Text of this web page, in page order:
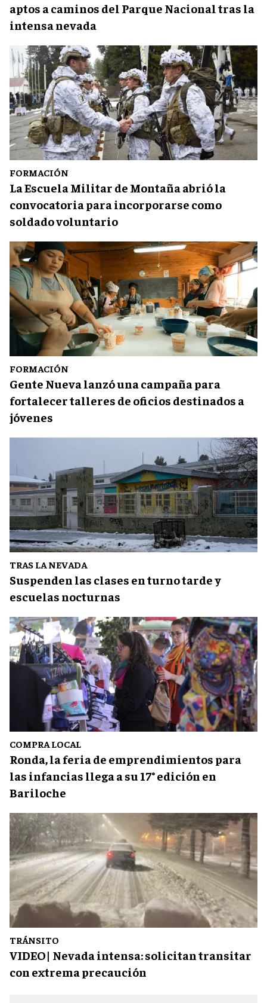
aptos a caminos del Parque Nacional tras la
intensa nevada
FORMACIÓN
La Escuela Militar de Montaña abrió la
convocatoria para incorporarse como
soldado voluntario
FORMACIÓN
Gente Nueva lanzó una campaña para
fortalecer talleres de oficios destinados a
jóvenes
TRAS LA NEVADA
Suspenden las clases en turno tarde y
escuelas nocturnas
COMPRA LOCAL
Ronda, la feria de emprendimientos para
las infancias llega a su 17° edición en
Bariloche
TRÁNSITO
VIDEO| Nevada intensa: solicitan transitar
con extrema precaución